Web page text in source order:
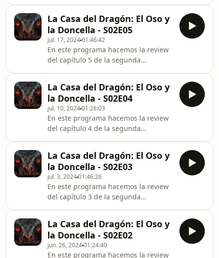
bardulos-podcast_sq_f1578732_1.html
Siguenos en
https://elosoyladoncella.com
facebook.es/elosoyl
https://elosoyladoncella.com
facebook.es/elosoyladoncella
podcast@elosoyladoncella.com
@osoydoncellapod
La Casa del Dragón: El Oso y
la Doncella - S02E05
jul. 17, 202401:46:42
En este programa hacemos la review
del capítulo 5 de la segunda
https://elosoyladoncella.com
facebook.es/elosoyladoncella
podcast@elosoyladoncella.com
@osoydoncellapod
La Casa del Dragón: El Oso y
la Doncella - S02E04
jul. 10, 202401:26:03
En este programa hacemos la review
del capítulo 4 de la segunda
Otros podcast que puedes escuchar:
Hodor, Hodor, Hodor:
https://www.ivoox.com/podcast-
hodor-hodor-
hodor_sq_f1174729_1.html Cosas de
casas:
https://www.ivoox.com/podcast-cosas-
casas-la-casa-del-
dragon_sq_f1111999_1.html Misión de
audaces: https://www.ivoox.com/
La Casa del Dragón: El Oso y
la Doncella - S02E03
jul. 3, 202401:46:26
En este programa hacemos la review
del capítulo 3 de la segunda
https://elosoyladoncella.com
facebook.es/elosoyladoncella
podcast@elosoyladoncella.com
La Casa del Dragón: El Oso y
la Doncella - S02E02
jun. 26, 202401:24:40
En este programa hacemos la review